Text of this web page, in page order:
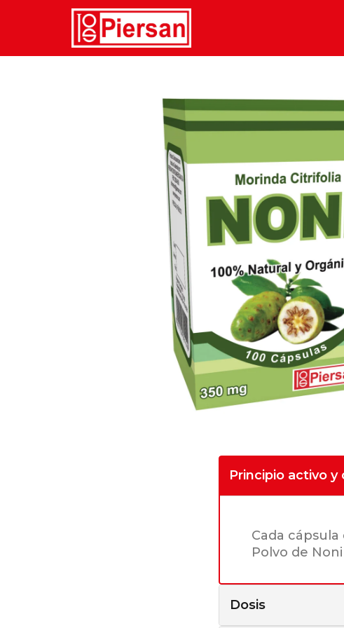
Principio activo
Cada
Polvo de
Dosis